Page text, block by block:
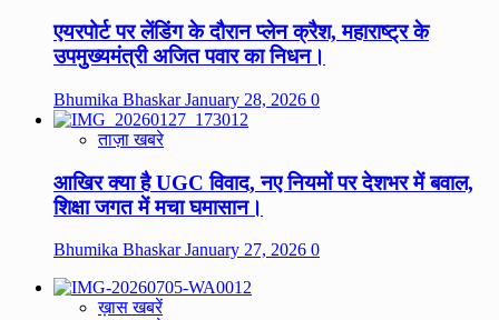
एयरपोर्ट पर लेंडिंग के दौरान प्लेन क्रैश, महाराष्ट्र के
उपमुख्यमंत्री अजित पवार का निधन।
Bhumika BhaskarJanuary 28, 2026 0
ताज़ा खबरे
आखिर क्या है UGC विवाद, नए नियमों पर देशभर में बवाल,
शिक्षा जगत में मचा घमासान।
Bhumika BhaskarJanuary 27, 2026 0
ख़ास खबरें